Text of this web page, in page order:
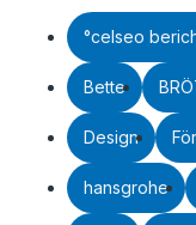
°celseo
Bette
Design
hansgrohe